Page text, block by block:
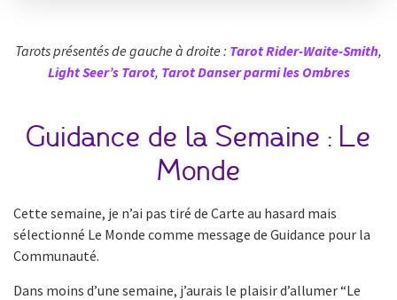
Tarots présentés de gauche à droite : Tarot Rider-Waite-Smith,
Light Seer’s Tarot, Tarot Danser parmi les Ombres
Guidance de la Semaine : Le
Monde
Cette semaine, je n’ai pas tiré de Carte au hasard mais
sélectionné Le Monde comme message de Guidance pour la
Communauté.
Dans moins d’une semaine, j’aurais le plaisir d’allumer “Le